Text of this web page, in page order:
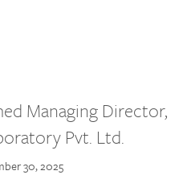
Managing Director,
Pvt. Ltd.
30, 2025